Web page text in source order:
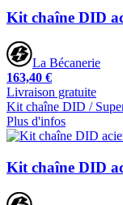
Kit chaîne DID
La Bécanerie
163,40 €
Livraison gratuite
Kit chaîne DID /
Plus d'infos
Kit chaîne DID